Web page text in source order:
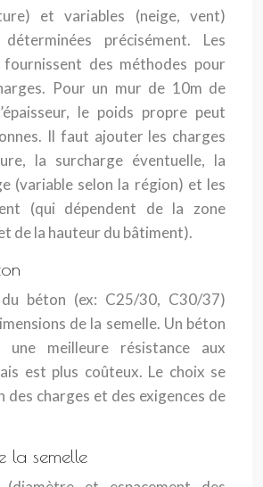
et variables (neige, vent)
précisément. Les
fournissent des méthodes pour
Pour un mur de 10m de
le poids propre peut
Il faut ajouter les charges
la surcharge éventuelle, la
(variable selon la région) et les
(qui dépendent de la zone
de la hauteur du bâtiment).
béton (ex: C25/30, C30/37)
de la semelle. Un béton
meilleure résistance aux
est plus coûteux. Le choix se
charges et des exigences de
la semelle